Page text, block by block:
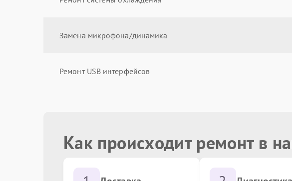
Замена микрофона/динамика
Ремонт USB интерфейсов
Замена камеры
Ремонт разъемов VGA/HDMI
Как происходит ремонт в